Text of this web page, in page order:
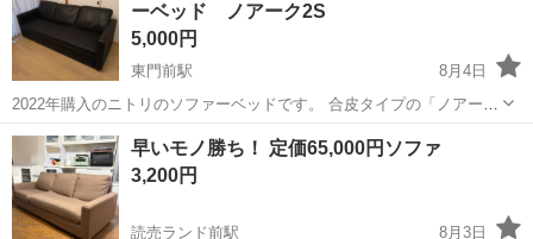
レー（DGY）の上品な色合いで、ど...
ーベッド ノアーク2S
5,000円
東門前駅
8月4日
2022年購入のニトリのソファーベッドです。 合皮タイプの「ノアーク
2S Nシールド DBR」です。 稀にベッドとして使用しましたが、ここ
3年ほどはソファーとしてのみ使用していました。 写真5枚目のよう
に、ソファー手前下部に...
神奈川 川崎市 東門前駅 ソファ
早いモノ勝ち！ 定価65,000円ソファ
3,200円
読売ランド前駅 8月3日